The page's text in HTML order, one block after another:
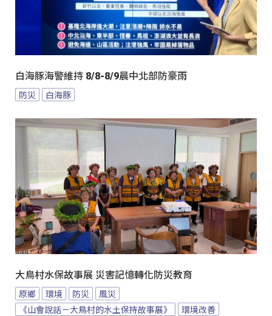
白海豚海警維持 8/8-8/9晨中北部防豪雨
防災 白海豚
大鳥村水保故事展 災害記憶轉化防災教育
原鄉 環境 防災
風災
《山會說話－大鳥村的水土保持故事展》
環境改善